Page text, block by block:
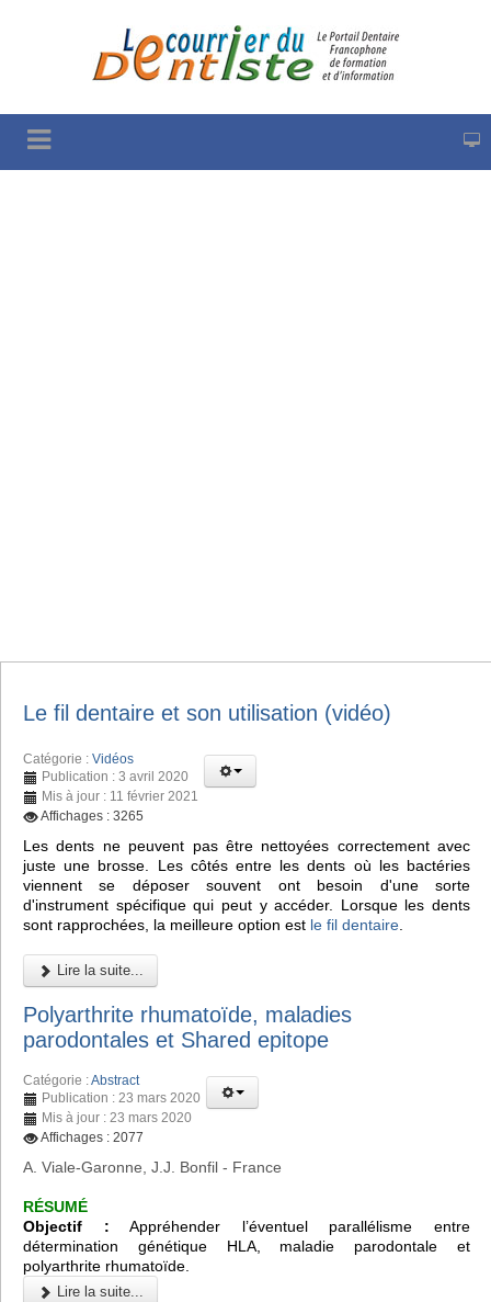
Le fil dentaire et son utilisation (vidéo)
Catégorie : Vidéos
Publication : 3 avril 2020
Mis à jour : 11 février 2021
Affichages : 3265
Les dents ne peuvent pas être nettoyées correctement avec
juste une brosse. Les côtés entre les dents où les bactéries
viennent se déposer souvent ont besoin d'une sorte
d'instrument spécifique qui peut y accéder. Lorsque les dents
sont rapprochées, la meilleure option est le fil dentaire
Lire la suite...
Polyarthrite rhumatoïde, maladies
parodontales et Shared epitope
Catégorie :Abstract
Publication : 23 mars 2020
Mis à jour : 23 mars 2020
Affichages : 2077
A. Viale-Garonne, J.J. Bonfil - France
RÉSUMÉ
Objectif : Appréhender l’éventuel parallélisme entre
détermination génétique HLA, maladie parodontale et
polyarthrite rhumatoïde.
Lire la suite...